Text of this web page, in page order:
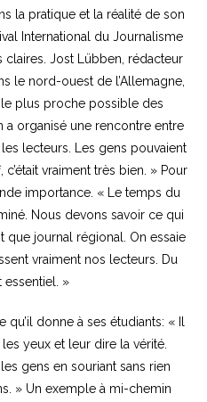
la pratique et la réalité de son
International du Journalisme
claires. Jost Lübben, rédacteur
le nord-ouest de l’Allemagne,
plus proche possible des
a organisé une rencontre entre
lecteurs. Les gens pouvaient
vraiment très bien. » Pour
importance. « Le temps du
Nous devons savoir ce qui
que journal régional. On essaie
vraiment nos lecteurs. Du
essentiel. »
donne à ses étudiants: « Il
yeux et leur dire la vérité.
gens en souriant sans rien
» Un exemple à mi-chemin